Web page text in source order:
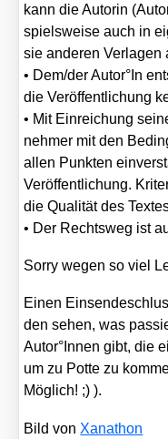
kann die Autorin
spiels­wei­se auch in
sie ande­ren Ver­la­gen
• Dem/​der Autor°In
die Ver­öf­fent­li­chung
• Mit Ein­rei­chung
neh­mer mit den
allen Punk­ten
Ver­öf­fent­li­chung.
die Qua­li­tät des
• Der Rechts­weg ist
Sor­ry wegen so viel
Einen
den sehen, was
Autor°Innen gibt, die
um zu Pot­te zu
Mög­lich! ;) ).
Bild von Xan­athon